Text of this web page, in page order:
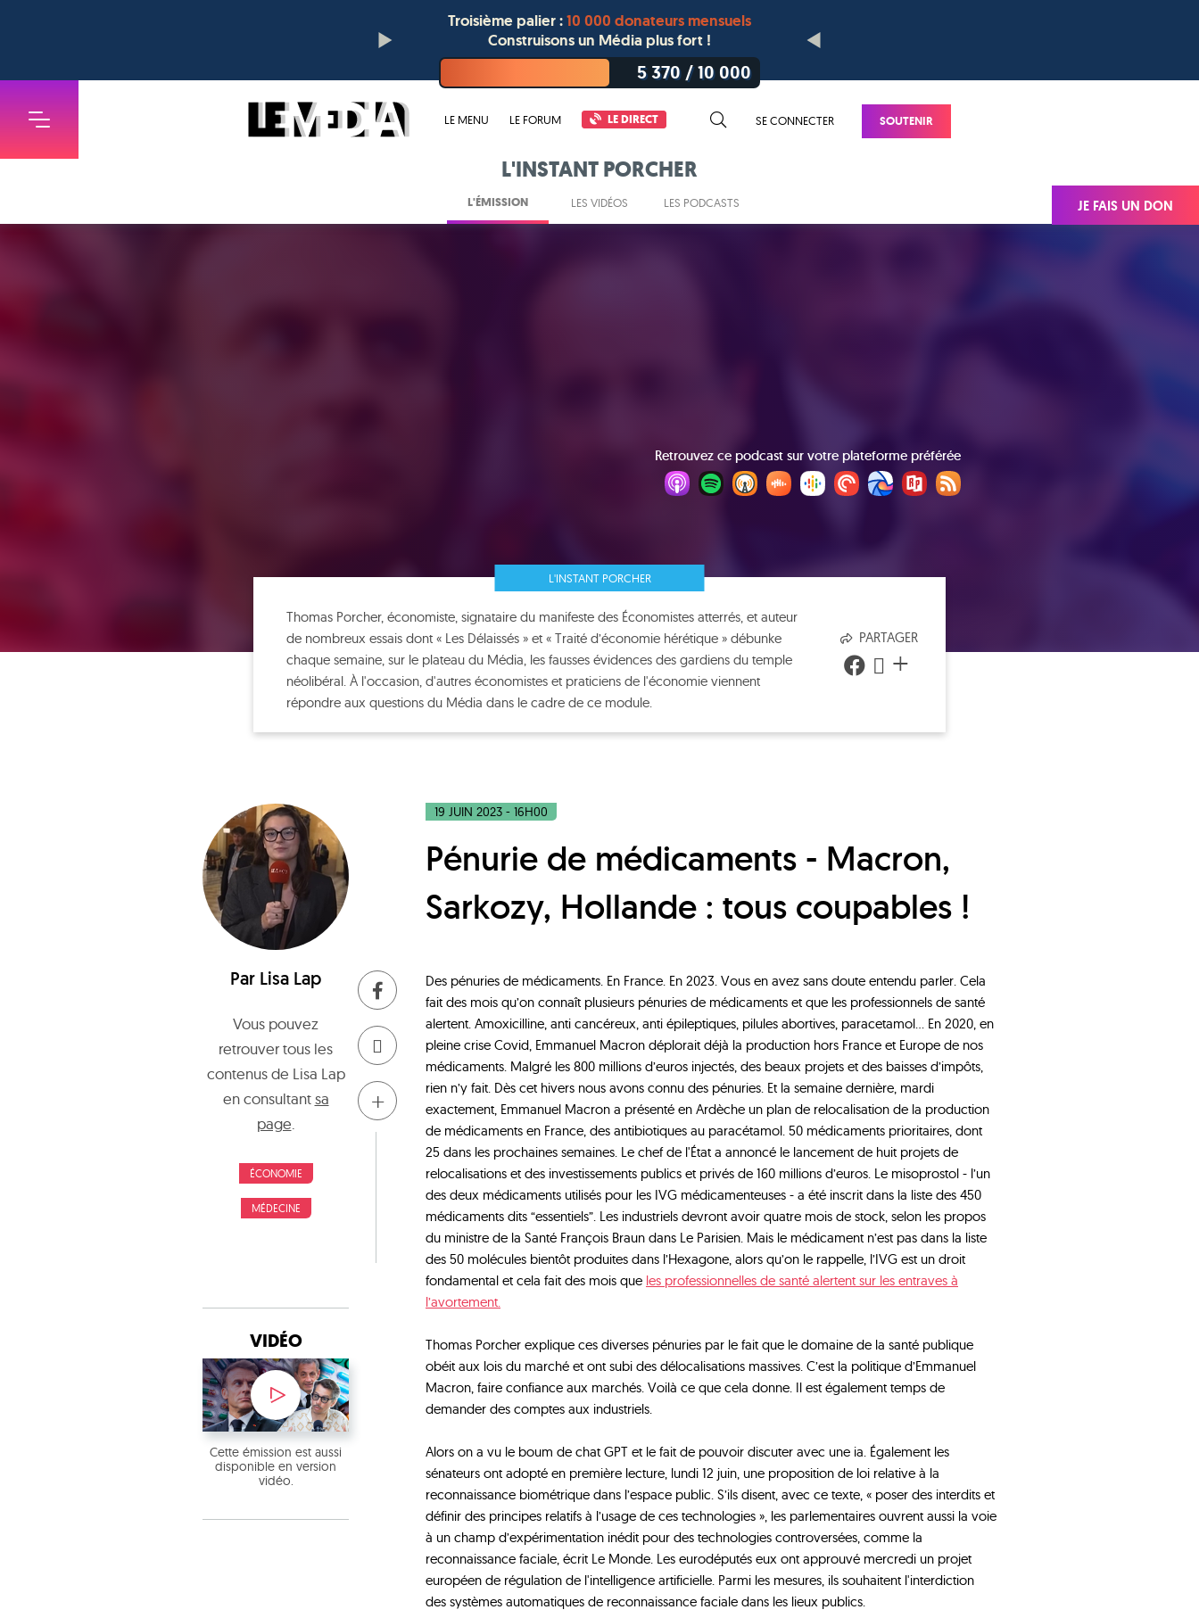
Troisième palier :10 000 donateurs mensuels
Construisons un Média plus fort !
5 370/10 000
LE MENU LE FORUM LE DIRECT SE CONNECTER SOUTENIR
JE FAIS UN DON
L'INSTANT PORCHER
L'ÉMISSION LES VIDÉOS LES PODCASTS
Retrouvez ce podcast sur votre plateforme préférée
L'INSTANT PORCHER
Thomas Porcher, économiste, signataire du manifeste des Économistes atterrés, et auteur
de nombreux essais dont « Les Délaissés » et « Traité d’économie hérétique » débunke
chaque semaine, sur le plateau du Média, les fausses évidences des gardiens du temple
néolibéral. À l'occasion, d'autres économistes et praticiens de l'économie viennent
répondre aux questions du Média dans le cadre de ce module.
PARTAGER
+
Par Lisa Lap
Vous pouvez
retrouver tous les
contenus de Lisa Lap
en consultantsa
page
ÉCONOMIE
MÉDECINE
+
VIDÉO
Cette émission est aussi
disponible en version
vidéo.
19 JUIN 2023 - 16H00
Pénurie de médicaments - Macron,
Sarkozy, Hollande : tous coupables !
Des pénuries de médicaments. En France. En 2023. Vous en avez sans doute entendu parler. Cela
fait des mois qu’on connaît plusieurs pénuries de médicaments et que les professionnels de santé
alertent. Amoxicilline, anti cancéreux, anti épileptiques, pilules abortives, paracetamol… En 2020, en
pleine crise Covid, Emmanuel Macron déplorait déjà la production hors France et Europe de nos
médicaments. Malgré les 800 millions d’euros injectés, des beaux projets et des baisses d’impôts,
rien n’y fait. Dès cet hivers nous avons connu des pénuries. Et la semaine dernière, mardi
exactement, Emmanuel Macron a présenté en Ardèche un plan de relocalisation de la production
de médicaments en France, des antibiotiques au paracétamol. 50 médicaments prioritaires, dont
25 dans les prochaines semaines. Le chef de l'État a annoncé le lancement de huit projets de
relocalisations et des investissements publics et privés de 160 millions d’euros. Le misoprostol - l’un
des deux médicaments utilisés pour les IVG médicamenteuses - a été inscrit dans la liste des 450
médicaments dits “essentiels”. Les industriels devront avoir quatre mois de stock, selon les propos
du ministre de la Santé François Braun dans Le Parisien. Mais le médicament n’est pas dans la liste
des 50 molécules bientôt produites dans l’Hexagone, alors qu’on le rappelle, l’IVG est un droit
fondamental et cela fait des mois que les professionnelles de santé alertent sur les entraves à
l’avortement.
Thomas Porcher explique ces diverses pénuries par le fait que le domaine de la santé publique
obéit aux lois du marché et ont subi des délocalisations massives. C’est la politique d’Emmanuel
Macron, faire confiance aux marchés. Voilà ce que cela donne. Il est également temps de
demander des comptes aux industriels.
Alors on a vu le boum de chat GPT et le fait de pouvoir discuter avec une ia. Également les
sénateurs ont adopté en première lecture, lundi 12 juin, une proposition de loi relative à la
reconnaissance biométrique dans l’espace public. S’ils disent, avec ce texte, « poser des interdits et
définir des principes relatifs à l’usage de ces technologies », les parlementaires ouvrent aussi la voie
à un champ d’expérimentation inédit pour des technologies controversées, comme la
reconnaissance faciale, écrit Le Monde. Les eurodéputés eux ont approuvé mercredi un projet
européen de régulation de l'intelligence artificielle. Parmi les mesures, ils souhaitent l'interdiction
des systèmes automatiques de reconnaissance faciale dans les lieux publics.